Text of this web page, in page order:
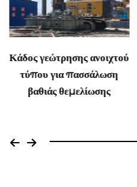
Κάδος γεώτρησης ανοιχτού
τύπου για πασσάλωση
βαθιάς θεμελίωσης